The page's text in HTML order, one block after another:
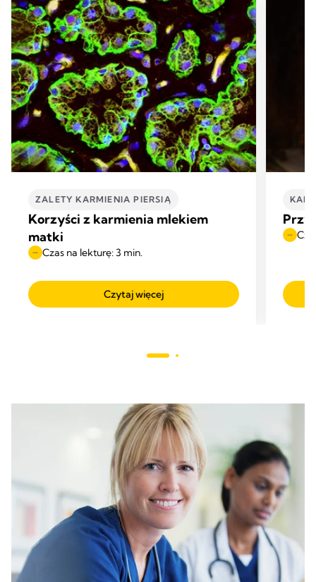
ZALETY KARMIENIA PIERSIĄ
Korzyści z karmienia mlekiem
matki
Czas na lekturę: 3 min.
Czytaj więcej